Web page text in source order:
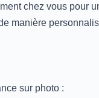
chez vous pour
manière
sur photo :